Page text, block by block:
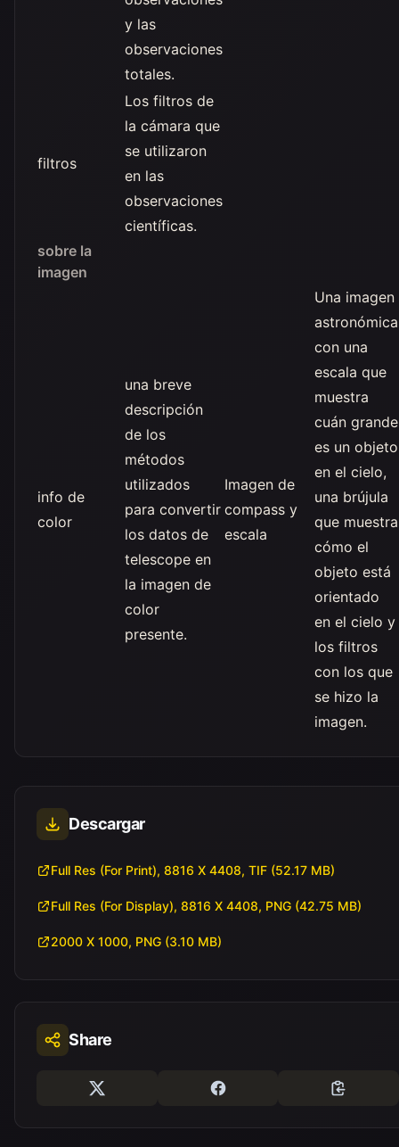
y las
observaciones
totales.
filtros
Los filtros de
la cámara que
se utilizaron
en las
observaciones
científicas.
sobre la
imagen
info de
color
una breve
descripción
de los
métodos
utilizados
para convertir
los datos de
telescope en
la imagen de
color
presente.
Imagen de
compass y
escala
Una imagen
astronómica
con una
escala que
muestra
cuán grande
es un objeto
en el cielo,
una brújula
que muestra
cómo el
objeto está
orientado
en el cielo y
los filtros
con los que
se hizo la
imagen.
Descargar
Full Res (For Print), 8816 X 4408, TIF (52.17 MB)
Full Res (For Display), 8816 X 4408, PNG (42.75 MB)
2000 X 1000, PNG (3.10 MB)
Share